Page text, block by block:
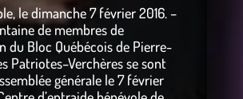
le dimanche 7 février 2016. –
de membres de
du Bloc Québécois de Pierre-
Patriotes–Verchères se sont
générale le 7 février